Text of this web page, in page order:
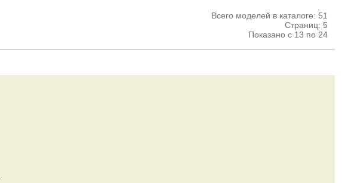
Всего моделей в каталоге: 51
Страниц: 5
Показано с 13 по 24